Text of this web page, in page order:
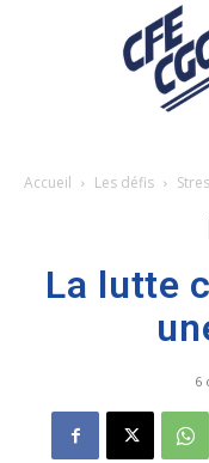
Accueil Les défis
La lutte
6